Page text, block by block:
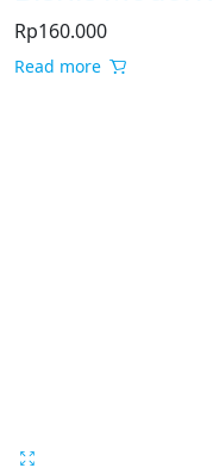
Rp160.000
Read more